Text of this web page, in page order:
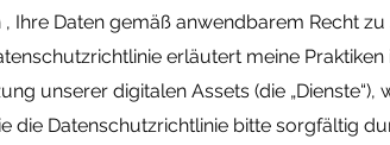
, Ihre Daten gemäß anwendbarem Recht
erläutert meine
unserer digitalen Assets (die
die Datenschutzrichtlinie bitte sorgfältig